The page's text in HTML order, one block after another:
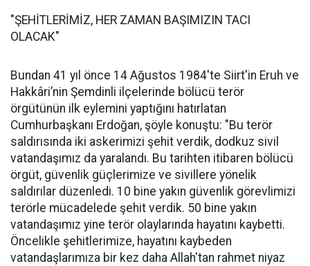
"ŞEHİTLERİMİZ, HER ZAMAN BAŞIMIZIN TACI
OLACAK"
Bundan 41 yıl önce 14 Ağustos 1984'te Siirt'in Eruh ve
Hakkâri’nin Şemdinli ilçelerinde bölücü terör
örgütünün ilk eylemini yaptığını hatırlatan
Cumhurbaşkanı Erdoğan, şöyle konuştu: "Bu terör
saldırısında iki askerimizi şehit verdik, dodkuz sivil
vatandaşımız da yaralandı. Bu tarihten itibaren bölücü
örgüt, güvenlik güçlerimize ve sivillere yönelik
saldırılar düzenledi. 10 bine yakın güvenlik görevlimizi
terörle mücadelede şehit verdik. 50 bine yakın
vatandaşımız yine terör olaylarında hayatını kaybetti.
Öncelikle şehitlerimize, hayatını kaybeden
vatandaşlarımıza bir kez daha Allah'tan rahmet niyaz